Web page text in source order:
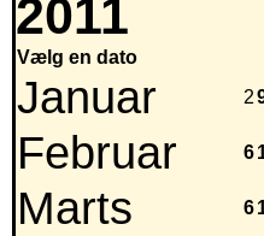
2011
Vælg en dato
Januar 2
Februar 6
Marts 6